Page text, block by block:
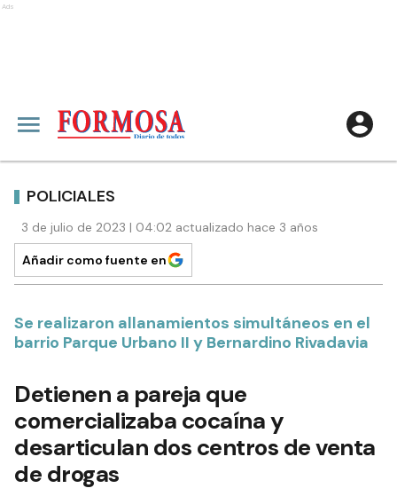
Ads
POLICIALES
3 de julio de 2023 | 04:02 actualizado hace 3 años
Añadir como fuente en
Se realizaron allanamientos simultáneos en el
barrio Parque Urbano II y Bernardino Rivadavia
Detienen a pareja que
comercializaba cocaína y
desarticulan dos centros de venta
de drogas